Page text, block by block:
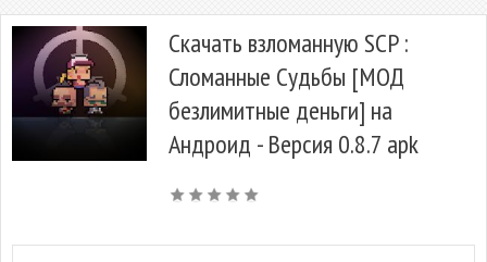
Скачать взломанную SCP :
Сломанные Судьбы [МОД
безлимитные деньги] на
Андроид - Версия 0.8.7 apk